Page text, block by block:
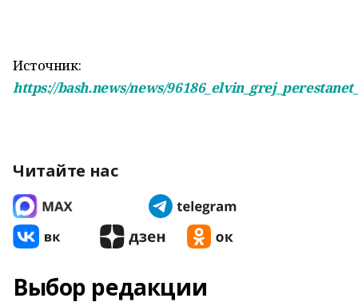
Источник:
https://bash.news/news/
Читайте нас
Выбор редакции